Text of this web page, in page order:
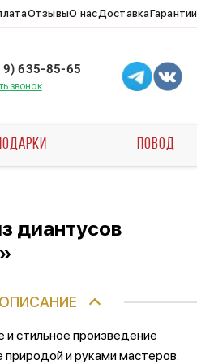
ОтзывыО насДоставкаГарантии
635-85-65
звонок
ПОВОД
диантусов
ОПИСАНИЕ
стильное произведение
природой и руками мастеров.